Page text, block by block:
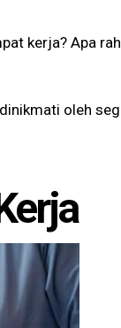
kerja? Apa
oleh